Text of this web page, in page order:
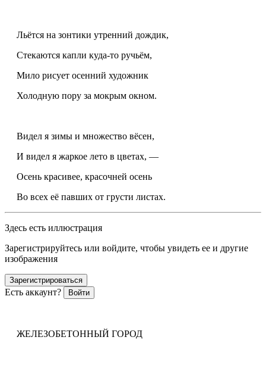
Льётся на зонтики утренний дождик,
Стекаются капли куда-то ручьём,
Мило рисует осенний художник
Холодную пору за мокрым окном.
Видел я зимы и множество вёсен,
И видел я жаркое лето в цветах, —
Осень красивее, красочней осень
Во всех её павших от грусти листах.
Здесь есть иллюстрация
Зарегистрируйтесь или войдите, чтобы увидеть ее и другие
изображения
Зарегистрироваться
Есть аккаунт? Войти
ЖЕЛЕЗОБЕТОННЫЙ ГОРОД